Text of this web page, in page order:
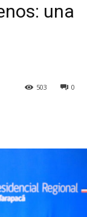
una
0
503